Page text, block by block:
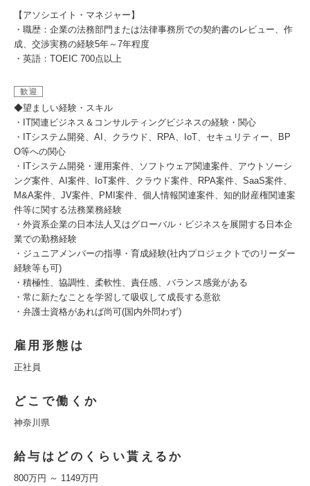
【アソシエイト・マネジャー】
・職歴：企業の法務部門または法律事務所での契約書のレビュー、作
成、交渉実務の経験5年～7年程度
・英語：TOEIC 700点以上
歓迎
◆望ましい経験・スキル
・IT関連ビジネス＆コンサルティングビジネスの経験・関心
・ITシステム開発、AI、クラウド、RPA、IoT、セキュリティー、BP
O等への関心
・ITシステム開発・運用案件、ソフトウェア関連案件、アウトソーシ
ング案件、AI案件、IoT案件、クラウド案件、RPA案件、SaaS案件、
M&A案件、JV案件、PMI案件、個人情報関連案件、知的財産権関連案
件等に関する法務業務経験
・外資系企業の日本法人又はグローバル・ビジネスを展開する日本企
業での勤務経験
・ジュニアメンバーの指導・育成経験(社内プロジェクトでのリーダー
経験等も可)
・積極性、協調性、柔軟性、責任感、バランス感覚がある
・常に新たなことを学習して吸収して成長する意欲
・弁護士資格があれば尚可(国内外問わず)
雇用形態は
正社員
どこで働くか
神奈川県
給与はどのくらい貰えるか
800万円 ～ 1149万円